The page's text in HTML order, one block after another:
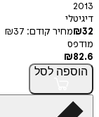
2013
דיגיטלי
₪32 מחיר קודם: ₪37
מודפס
₪82.6
הוספה לסל